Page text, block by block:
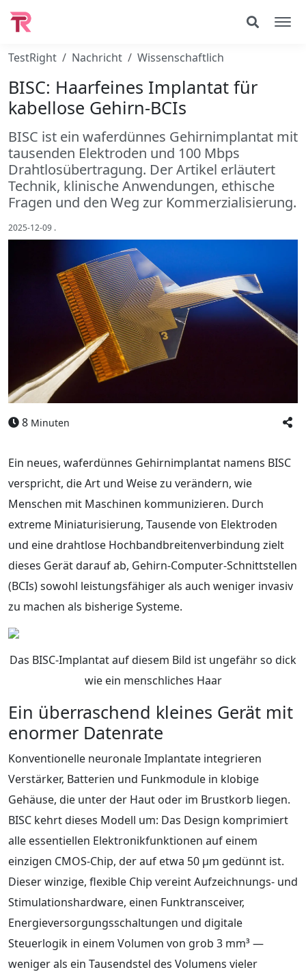
TestRight Nachricht Wissenschaftlich
BISC: Haarfeines Implantat für
kabellose Gehirn-BCIs
BISC ist ein waferdünnes Gehirnimplantat mit
tausenden Elektroden und 100 Mbps
Drahtlosübertragung. Der Artikel erläutert
Technik, klinische Anwendungen, ethische
Fragen und den Weg zur Kommerzialisierung.
2025-12-09 .
8 Minuten
Ein neues, waferdünnes Gehirnimplantat namens BISC
verspricht, die Art und Weise zu verändern, wie
Menschen mit Maschinen kommunizieren. Durch
extreme Miniaturisierung, Tausende von Elektroden
und eine drahtlose Hochbandbreitenverbindung zielt
dieses Gerät darauf ab, Gehirn‑Computer‑Schnittstellen
(BCIs) sowohl leistungsfähiger als auch weniger invasiv
zu machen als bisherige Systeme.
Das BISC‑Implantat auf diesem Bild ist ungefähr so dick
wie ein menschliches Haar
Ein überraschend kleines Gerät mit
enormer Datenrate
Konventionelle neuronale Implantate integrieren
Verstärker, Batterien und Funkmodule in klobige
Gehäuse, die unter der Haut oder im Brustkorb liegen.
BISC kehrt dieses Modell um: Das Design komprimiert
alle essentiellen Elektronikfunktionen auf einem
einzigen CMOS‑Chip, der auf etwa 50 μm gedünnt ist.
Dieser winzige, flexible Chip vereint Aufzeichnungs‑ und
Stimulationshardware, einen Funktransceiver,
Energieversorgungsschaltungen und digitale
Steuerlogik in einem Volumen von grob 3 mm³ —
weniger als ein Tausendstel des Volumens vieler